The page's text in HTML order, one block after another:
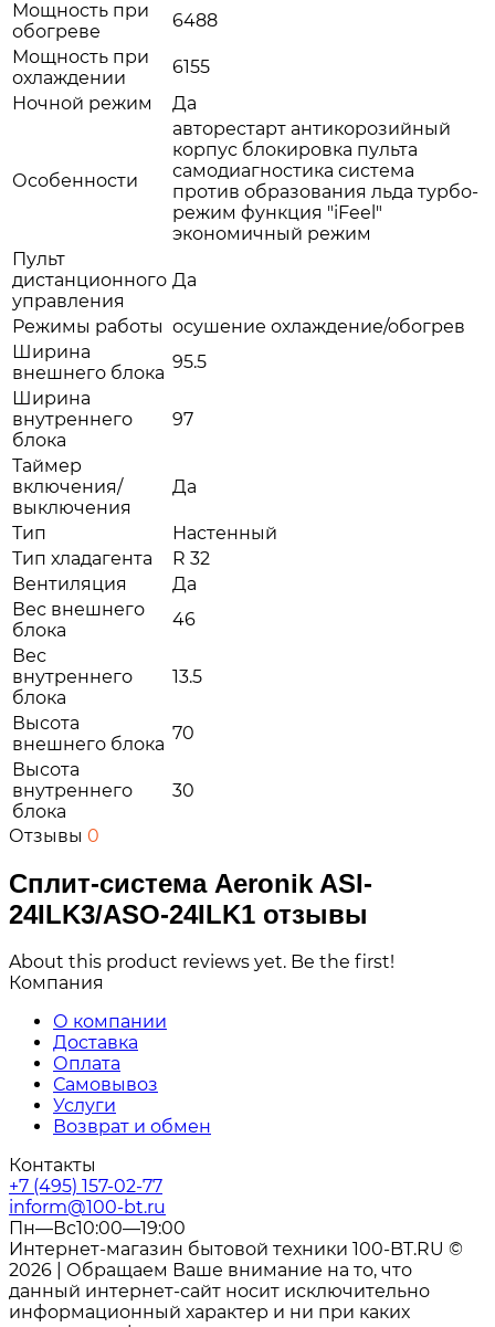
Мощность при
обогреве
6488
Мощность при
охлаждении
6155
Ночной режим
Да
Особенности
авторестарт антикорозийный
корпус блокировка пульта
самодиагностика система
против образования льда турбо-
режим функция "iFeel"
экономичный режим
Пульт
дистанционного
управления
Да
Режимы работы осушение охлаждение/обогрев
Ширина
внешнего блока
95.5
Ширина
внутреннего
блока
97
Таймер
включения/
выключения
Да
Тип
Настенный
Тип хладагента
R 32
Вентиляция
Да
Вес внешнего
блока
46
Вес
внутреннего
блока
13.5
Высота
внешнего блока
70
Высота
внутреннего
блока
30
Отзывы 0
Сплит-система Aeronik ASI-
24ILK3/ASO-24ILK1 отзывы
About this product reviews yet. Be the first!
Компания
О компании
Доставка
Оплата
Самовывоз
Услуги
Возврат и обмен
Контакты
+7 (495) 157-02-77
inform@100-bt.ru
Пн—Вс10:00—19:00
Интернет-магазин бытовой техники 100-BT.RU ©
2026 | Обращаем Ваше внимание на то, что
данный интернет-сайт носит исключительно
информационный характер и ни при каких